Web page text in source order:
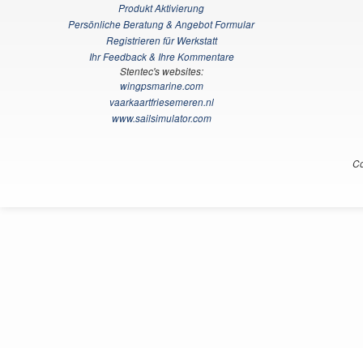
Produkt Aktivierung
Persönliche Beratung & Angebot Formular
Registrieren für Werkstatt
Ihr Feedback & Ihre Kommentare
Stentec's websites:
wingpsmarine.com
vaarkaartfriesemeren.nl
www.sailsimulator.com